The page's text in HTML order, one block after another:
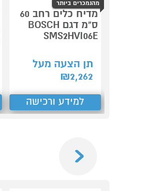
מהנמכרים ביותר
מדיח כלים רחב 60
ס"מ דגם BOSCH
SMS2HVI06E
תן הצעה מעל
2,262
₪
למידע ורכישה